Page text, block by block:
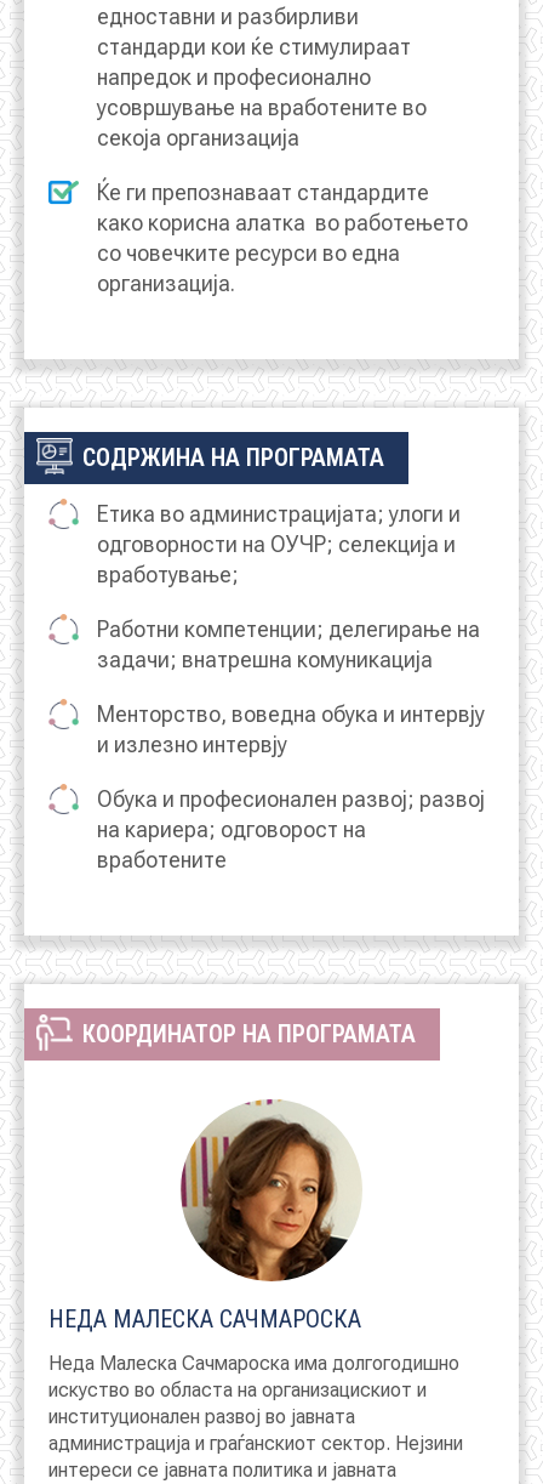
ENG
едноставни и разбирливи
стандарди кои ќе стимулираат
напредок и професионално
усовршување на вработените во
секоја организација
Ќе ги препознаваат стандардите
како корисна алатка во работењето
со човечките ресурси во една
организација.
СОДРЖИНА НА ПРОГРАМАТА
Етика во администрацијата; улоги и
одговорности на ОУЧР; селекција и
вработување;
Работни компетенции; делегирање на
задачи; внатрешна комуникација
Менторство, воведна обука и интервју
и излезно интервју
Обука и професионален развој; развој
на кариера; одговорост на
вработените
КООРДИНАТОР НА ПРОГРАМАТА
НЕДА МАЛЕСКА САЧМАРОСКА
Неда Малеска Сачмароска има долгогодишно
искуство во областа на организацискиот и
институционалeн развој во јавната
администрација и граѓанскиот сектор. Нејзини
интереси се јавната политика и јавната